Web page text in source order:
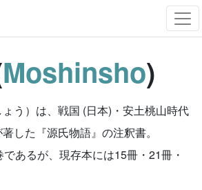
Moshinsho)
う）は、戦国 (日本)・安土桃山時代
した『源氏物語』の注釈書。
あるが、現存本には15冊・21冊・